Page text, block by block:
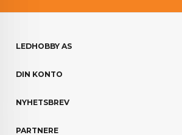
LEDHOBBY AS
DIN KONTO
NYHETSBREV
PARTNERE